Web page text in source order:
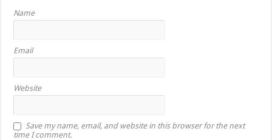
Name
Email
Website
Save my name, email, and website in this browser for the next
time I comment.